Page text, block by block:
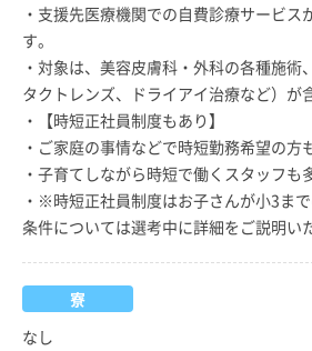
・支援先医療機関での自費診療サービス
す。
・対象は、美容皮膚科・外科の各種施術
タクトレンズ、ドライアイ治療など）が
・【時短正社員制度もあり】
・ご家庭の事情などで時短勤務希望の方
・子育てしながら時短で働くスタッフも
・※時短正社員制度はお子さんが小3ま
条件については選考中に詳細をご説明い
寮
なし